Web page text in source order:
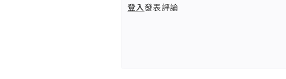
登入發表評論